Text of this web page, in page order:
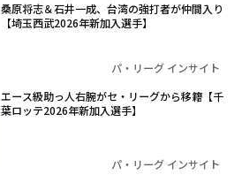
桑原将志＆石井一成、台湾の強打者が仲間入り
【埼玉西武2026年新加入選手】
パ・リーグ インサイト
エース級助っ人右腕がセ・リーグから移籍【千
葉ロッテ2026年新加入選手】
パ・リーグ インサイト